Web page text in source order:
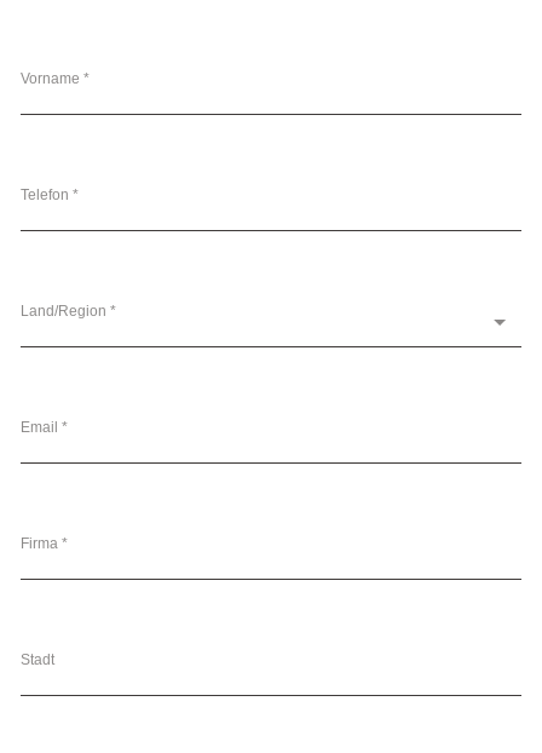
Vorname *
Telefon *
Land/Region *
Email *
Firma *
Stadt